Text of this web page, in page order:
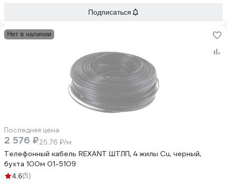
Подписаться
Нет в наличии
Последняя цена
2 576 ₽25.76 ₽/м
Телефонный кабель REXANT ШТЛП, 4 жилы Cu, черный,
бухта 100м 01-5109
4.6(5)